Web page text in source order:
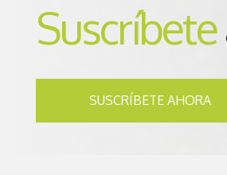
Suscríbete
SUSCRÍBETE AHORA